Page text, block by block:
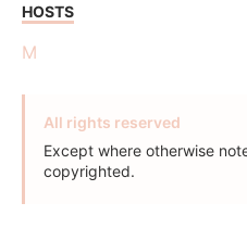
HOSTS
M
All rights reserved
Except where otherwise
copyrighted.